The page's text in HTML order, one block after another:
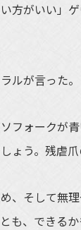
方がいい」
ルが言った。
フォークが
ょう。残虐
、そして無
、できるか